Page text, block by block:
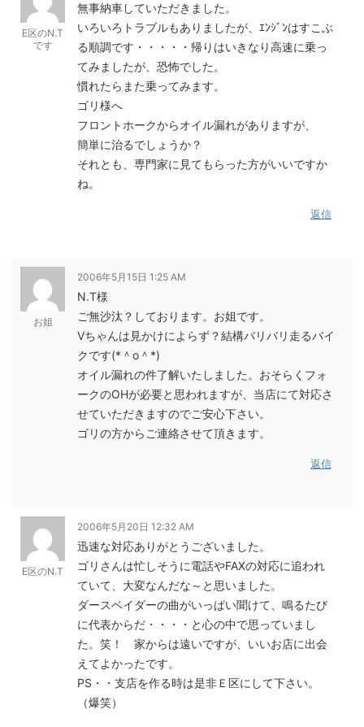
E区のN.T
です
無事納車していただきました。
いろいろトラブルもありましたが、ｴﾝｼﾞﾝはすこぶ
る順調です・・・・・帰りはいきなり高速に乗っ
てみましたが、恐怖でした。
慣れたらまた乗ってみます。
ゴリ様へ
フロントホークからオイル漏れがありますが、
簡単に治るでしょうか？
それとも、専門家に見てもらった方がいいですか
ね。
返信
お姐
2006年5月15日 1:25 AM
N.T様
ご無沙汰？しております。お姐です。
Vちゃんは見かけによらず？結構バリバリ走るバイ
クです(*＾o＾*)
オイル漏れの件了解いたしました。おそらくフォ
ークのOHが必要と思われますが、当店にて対応さ
せていただきますのでご安心下さい。
ゴリの方からご連絡させて頂きます。
返信
E区のN.T
2006年5月20日 12:32 AM
迅速な対応ありがとうございました。
ゴリさんは忙しそうに電話やFAXの対応に追われ
ていて、大変なんだな～と思いました。
ダースベイダーの曲がいっぱい聞けて、鳴るたび
に代表からだ・・・・と心の中で思っていまし
た。笑！ 家からは遠いですが、いいお店に出会
えてよかったです。
PS・・支店を作る時は是非Ｅ区にして下さい。
（爆笑）